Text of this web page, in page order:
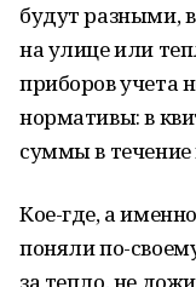
будут разными,
на улице или
приборов учета
нормативы: в
суммы в течение
Кое-где, а
поняли по-